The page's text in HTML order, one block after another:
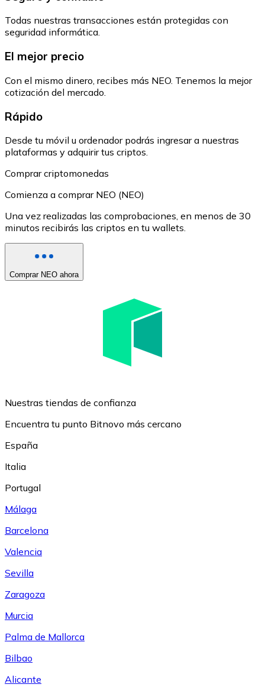
Todas nuestras transacciones están protegidas con
seguridad informática.
El mejor precio
Con el mismo dinero, recibes más NEO. Tenemos la mejor
cotización del mercado.
Rápido
Desde tu móvil u ordenador podrás ingresar a nuestras
plataformas y adquirir tus criptos.
Comprar criptomonedas
Comienza a comprar NEO (NEO)
Una vez realizadas las comprobaciones, en menos de 30
minutos recibirás las criptos en tu wallets.
Comprar NEO ahora
Nuestras tiendas de confianza
Encuentra tu punto Bitnovo más cercano
España
Italia
Portugal
Málaga
Barcelona
Valencia
Sevilla
Zaragoza
Murcia
Palma de Mallorca
Bilbao
Alicante